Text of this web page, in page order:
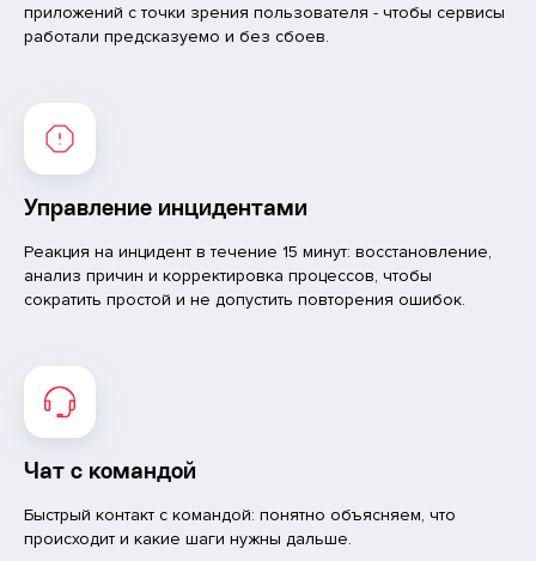
приложений с точки зрения пользователя - чтобы сервисы
работали предсказуемо и без сбоев.
Управление инцидентами
Реакция на инцидент в течение 15 минут: восстановление,
анализ причин и корректировка процессов, чтобы
сократить простой и не допустить повторения ошибок.
Чат с командой
Быстрый контакт с командой: понятно объясняем, что
происходит и какие шаги нужны дальше.